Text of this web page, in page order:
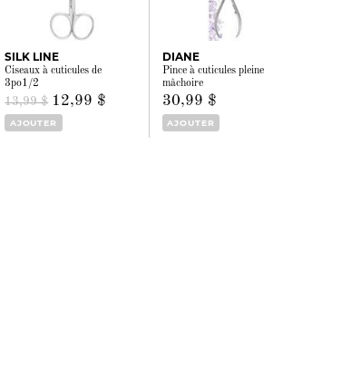
SILK LINE
Ciseaux à cuticules de
3po1/2
13,99 $ 12,99 $
AJOUTER
DIANE
Pince à cuticules pleine
mâchoire
30,99 $
AJOUTER